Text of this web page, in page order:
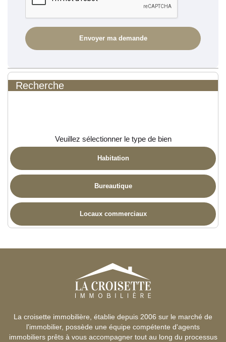
Recherche
Veuillez sélectionner le type de bien
Habitation
Bureautique
Locaux commerciaux
La croisette immobilière, établie depuis 2006 sur le marché de
l'immobilier, possède une équipe compétente d'agents
immobiliers prêts à vous accompagner tout au long du processus